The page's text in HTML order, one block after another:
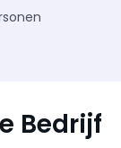
Bedrijf